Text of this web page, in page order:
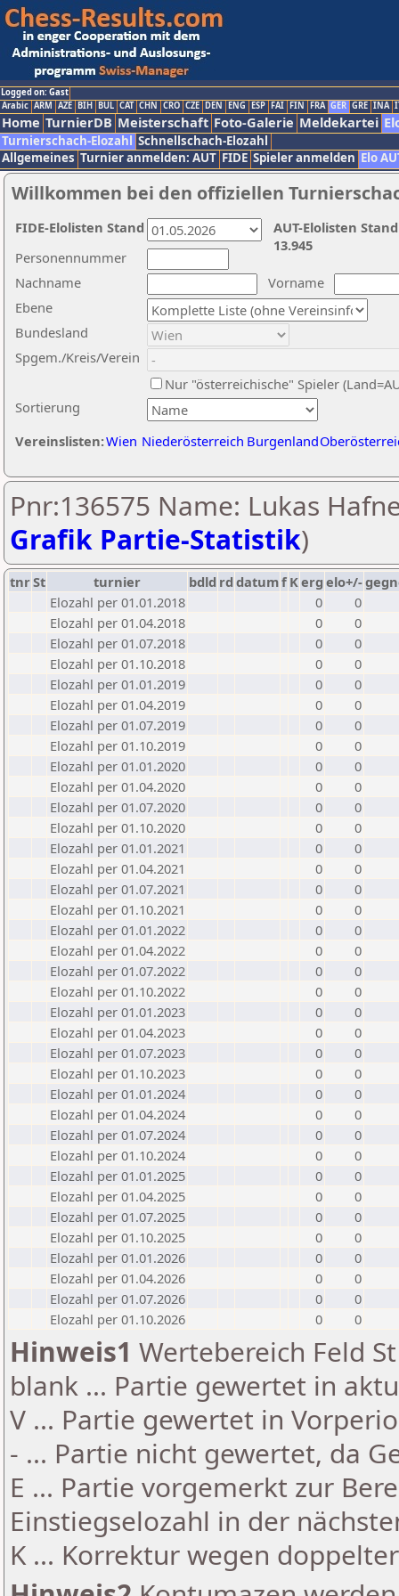
Logged on: Gast
Arabic ARM AZE BIH BUL CAT CHN CRO CZE DEN ENG ESP FAI FIN FRA GER GRE INA
Home TurnierDB Meisterschaft Foto-Galerie Meldekartei
Turnierschach-Elozahl Schnellschach-Elozahl
Allgemeines Turnier anmelden: AUT FIDE Spieler anmelden Elo
Willkommen bei den offiziellen
Nachname
Vorname
Ebene
Sortierung
Personennummer
Bundesland
Spgem./Kreis/Verein
Nur "österreichische" Spieler
Vereinslisten:Wien Niederösterreich Burgenland
AUT-Elolisten
13.945
FIDE-Elolisten Stand
Pnr:136575 Name: Lukas
Grafik Partie-Statistik)
tnrSt turnier bdld rd datumf Kerg elo+/-
Elozahl per 01.01.2018
0
0
Elozahl per 01.04.2018
0
0
Elozahl per 01.07.2018
0
0
Elozahl per 01.10.2018
0
0
Elozahl per 01.01.2019
0
0
Elozahl per 01.04.2019
0
0
Elozahl per 01.07.2019
0
0
Elozahl per 01.10.2019
0
0
Elozahl per 01.01.2020
0
0
Elozahl per 01.04.2020
0
0
Elozahl per 01.07.2020
0
0
Elozahl per 01.10.2020
0
0
Elozahl per 01.01.2021
0
0
Elozahl per 01.04.2021
0
0
Elozahl per 01.07.2021
0
0
Elozahl per 01.10.2021
0
0
Elozahl per 01.01.2022
0
0
Elozahl per 01.04.2022
0
0
Elozahl per 01.07.2022
0
0
Elozahl per 01.10.2022
0
0
Elozahl per 01.01.2023
0
0
Elozahl per 01.04.2023
0
0
Elozahl per 01.07.2023
0
0
Elozahl per 01.10.2023
0
0
Elozahl per 01.01.2024
0
0
Elozahl per 01.04.2024
0
0
Elozahl per 01.07.2024
0
0
Elozahl per 01.10.2024
0
0
Elozahl per 01.01.2025
0
0
Elozahl per 01.04.2025
0
0
Elozahl per 01.07.2025
0
0
Elozahl per 01.10.2025
0
0
Elozahl per 01.01.2026
0
0
Elozahl per 01.04.2026
0
0
Elozahl per 01.07.2026
0
0
Elozahl per 01.10.2026
0 0
Hinweis1 Wertebereich Feld
blank ... Partie gewertet in
V ... Partie gewertet in
- ... Partie nicht gewertet, da
E ... Partie vorgemerkt zur
Einstiegselozahl in der
K ... Korrektur wegen